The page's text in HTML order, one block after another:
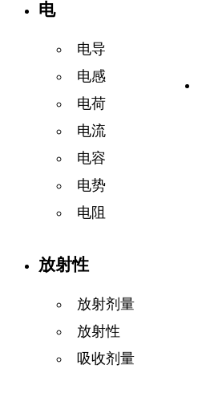
电
电导
电感
电荷
电流
电容
电势
电阻
放射性
放射剂量
放射性
吸收剂量